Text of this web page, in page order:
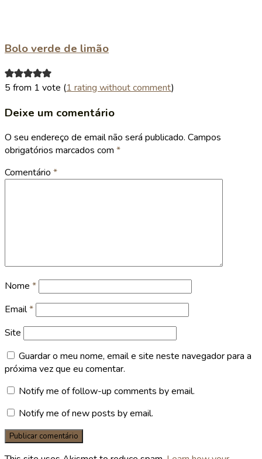
Bolo verde de limão
5 from 1 vote (1 rating without comment)
Deixe um comentário
O seu endereço de email não será publicado. Campos
obrigatórios marcados com *
Comentário *
Nome *
Email*
Site
Guardar o meu nome, email e site neste navegador para a
próxima vez que eu comentar.
Notify me of follow-up comments by email.
Notify me of new posts by email.